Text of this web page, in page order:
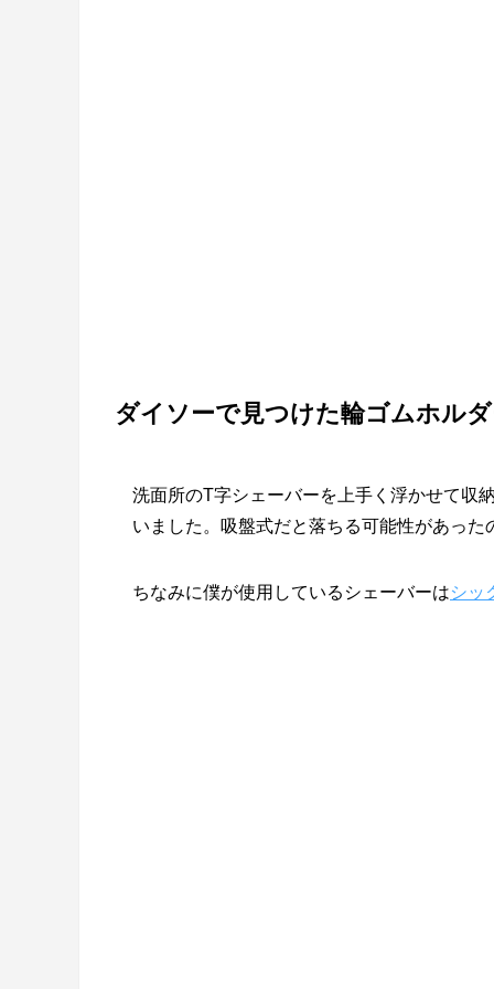
ダイソーで見つけた輪ゴムホル
洗面所のT字シェーバーを上手く浮かせて収
いました。吸盤式だと落ちる可能性があっ
ちなみに僕が使用しているシェーバーはシッ